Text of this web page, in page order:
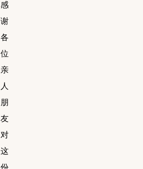
感
谢
各
位
亲
人
朋
友
对
这
份